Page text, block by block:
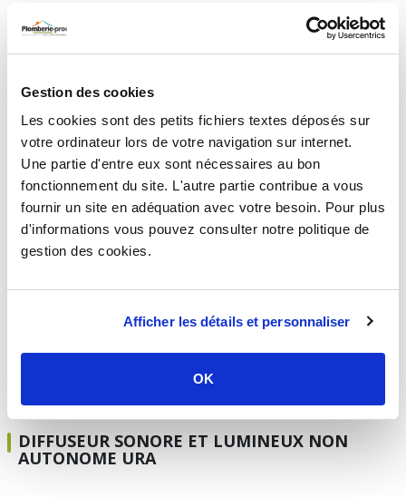
Gestion des cookies
Les cookies sont des petits fichiers textes déposés sur
votre ordinateur lors de votre navigation sur internet.
Une partie d'entre eux sont nécessaires au bon
fonctionnement du site. L'autre partie contribue a vous
fournir un site en adéquation avec votre besoin. Pour plus
d'informations vous pouvez consulter notre politique de
gestion des cookies.
Afficher les détails et personnaliser
OK
ALARME INCENDIE 12 VOLT
Tableau d'alarme incendie de type 4 - 1 boucle -
Ura
539,14 € TTC
449,28 €HT
DIFFUSEUR LUMINEUX URA
65,46 €HT
DIFFUSEUR SONORE ET LUMINEUX NON
AUTONOME URA